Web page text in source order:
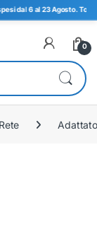
dal 6 al 23 Agosto.
0